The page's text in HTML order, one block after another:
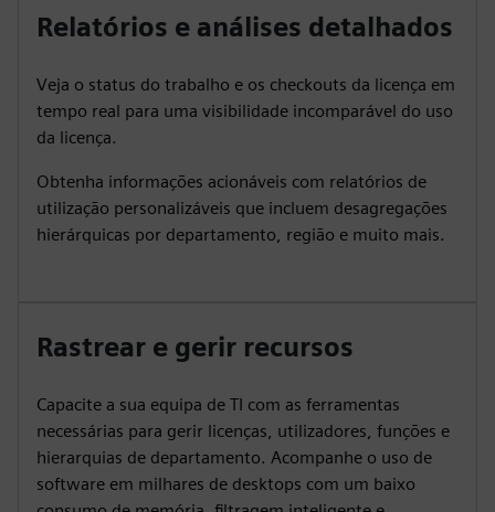
Relatórios e análises detalhados
Veja o status do trabalho e os checkouts da licença em
tempo real para uma visibilidade incomparável do uso
da licença.
Obtenha informações acionáveis com relatórios de
utilização personalizáveis que incluem desagregações
hierárquicas por departamento, região e muito mais.
Rastrear e gerir recursos
Capacite a sua equipa de TI com as ferramentas
necessárias para gerir licenças, utilizadores, funções e
hierarquias de departamento. Acompanhe o uso de
software em milhares de desktops com um baixo